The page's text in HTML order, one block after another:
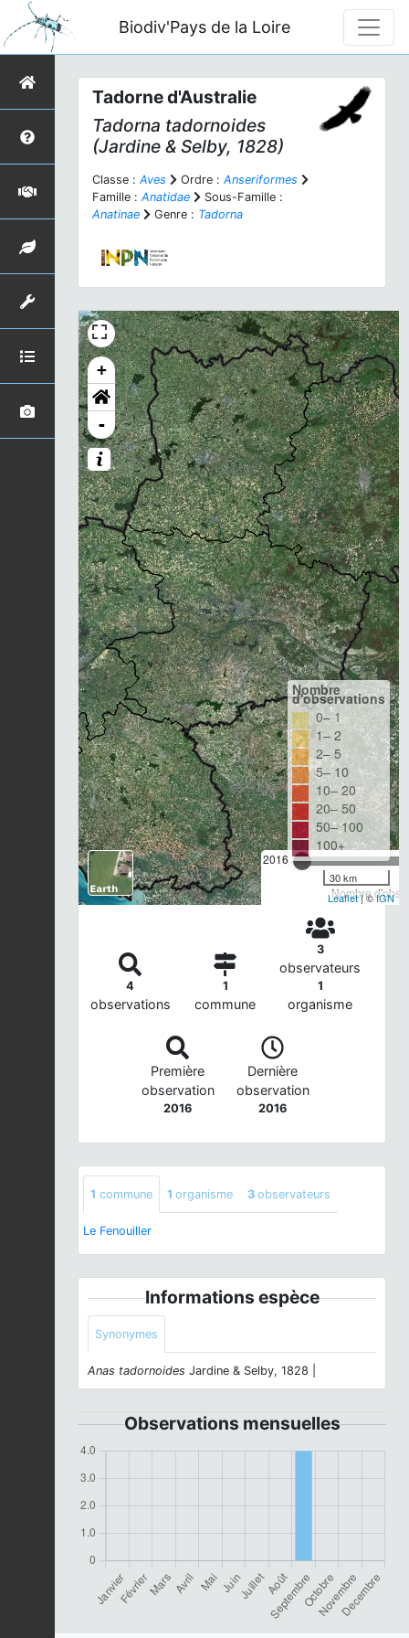
Biodiv'Pays de la Loire
Tadorne d'Australie
Tadorna tadornoides
(Jardine & Selby, 1828)
Classe : Aves Ordre : Anseriformes
Famille : Anatidae
Sous-Famille :
Anatinae
Genre : Tadorna
+
-
2016
Nombre
Nombre
d'observations
0– 1
1– 2
2– 5
5– 10
10– 20
20– 50
50– 100
100+
30 km
Leaflet| ©IGN
4
observations
1
commune
3
observateurs
1
organisme
Première
observation
2016
Dernière
observation
2016
1 commune 1 organisme 3 observateurs
Le Fenouiller
Informations espèce
Synonymes
Anas tadornoides Jardine & Selby, 1828 |
Observations mensuelles